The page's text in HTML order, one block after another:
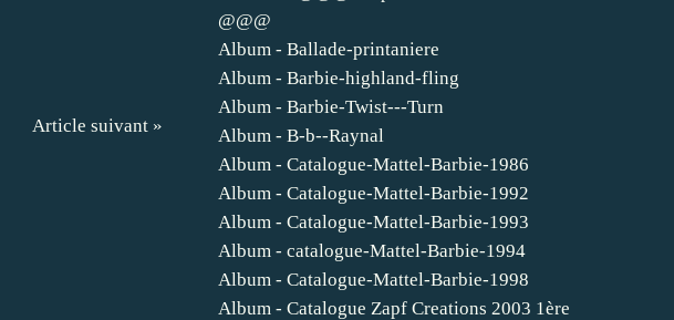
Article suivant »
@@@
Album - Ballade-printaniere
Album - Barbie-highland-fling
Album - Barbie-Twist---Turn
Album - B-b--Raynal
Album - Catalogue-Mattel-Barbie-1986
Album - Catalogue-Mattel-Barbie-1992
Album - Catalogue-Mattel-Barbie-1993
Album - catalogue-Mattel-Barbie-1994
Album - Catalogue-Mattel-Barbie-1998
Album - Catalogue Zapf Creations 2003 1ère